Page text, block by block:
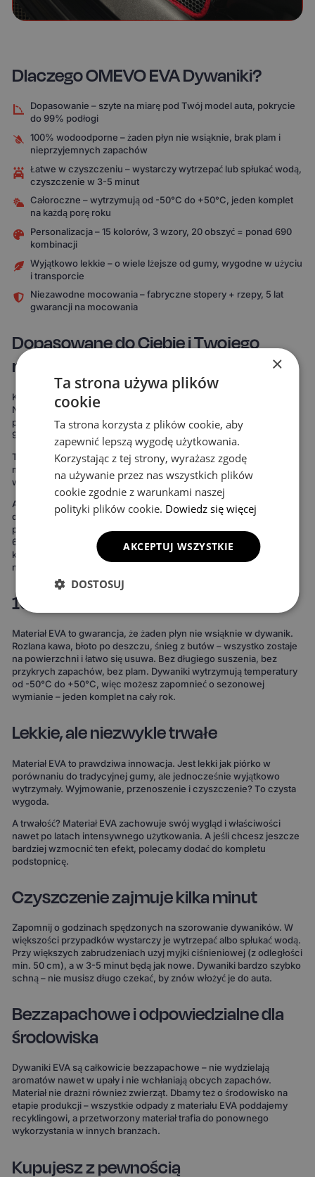
Dlaczego OMEVO EVA Dywaniki?
Dopasowanie – szyte na miarę pod Twój model auta, pokrycie
do 99% podłogi
100% wodoodporne – żaden płyn nie wsiąknie, brak plam i
nieprzyjemnych zapachów
Łatwe w czyszczeniu – wystarczy wytrzepać lub spłukać wodą,
czyszczenie w 3-5 minut
Całoroczne – wytrzymują od -50°C do +50°C, jeden komplet
na każdą porę roku
Personalizacja – 15 kolorów, 3 wzory, 20 obszyć = ponad 690
kombinacji
Wyjątkowo lekkie – o wiele lżejsze od gumy, wygodne w użyciu
i transporcie
Niezawodne mocowania – fabryczne stopery + rzepy, 5 lat
gwarancji na mocowania
Dopasowane do Ciebie i Twojego
modelu auta
Każdy komplet powstaje specjalnie pod Twój model samochodu.
Nie korzystamy z uniwersalnych szablonów, które „mniej więcej
pasują". Nasze dywaniki są mierzone od zera, by pokryć nawet do
99% podłogi twojego auta.
To oznacza maksymalną ochronę podłogi – zdecydowanie więcej
niż w przypadku uniwersalnych mat. Rezultat widać od razu:
wnętrze wygląda bardziej spójnie, elegancko i zadbanie.
Ale to nie wszystko. Możesz też stworzyć dywaniki idealnie
dopasowane do Twojego stylu. Do wyboru masz 15 kolorów
powierzchni, 3 wzory komórek i 20 wariantów obszycia – to ponad
690 kombinacji! Możesz wybrać dywaniki, które idealnie
komponują się z wnętrzem Twojego auta lub nadają mu zupełnie
nowy charakter.
100% wodoodporne i całoroczne
Materiał EVA to gwarancja, że żaden płyn nie wsiąknie w dywanik.
Rozlana kawa, błoto po deszczu, śnieg z butów – wszystko zostaje
na powierzchni i łatwo się usuwa. Bez długiego suszenia, bez
przykrych zapachów, bez plam. Dywaniki wytrzymują temperatury
od -50°C do +50°C, więc możesz zapomnieć o sezonowej
wymianie – jeden komplet na cały rok.
Lekkie, ale niezwykle trwałe
Materiał EVA to prawdziwa innowacja. Jest lekki jak piórko w
porównaniu do tradycyjnej gumy, ale jednocześnie wyjątkowo
wytrzymały. Wyjmowanie, przenoszenie i czyszczenie? To czysta
wygoda.
A trwałość? Materiał EVA zachowuje swój wygląd i właściwości
nawet po latach intensywnego użytkowania. A jeśli chcesz jeszcze
bardziej wzmocnić ten efekt, polecamy dodać do kompletu
podstopnicę.
Czyszczenie zajmuje kilka minut
Zapomnij o godzinach spędzonych na szorowanie dywaników. W
większości przypadków wystarczy je wytrzepać albo spłukać wodą.
Przy większych zabrudzeniach użyj myjki ciśnieniowej (z odległości
min. 50 cm), a w 3-5 minut będą jak nowe. Dywaniki bardzo szybko
schną – nie musisz długo czekać, by znów włożyć je do auta.
Bezzapachowe i odpowiedzialne dla
środowiska
Dywaniki EVA są całkowicie bezzapachowe – nie wydzielają
aromatów nawet w upały i nie wchłaniają obcych zapachów.
Materiał nie drażni również zwierząt. Dbamy też o środowisko na
etapie produkcji – wszystkie odpady z materiału EVA poddajemy
recyklingowi, a przetworzony materiał trafia do ponownego
wykorzystania w innych branżach.
Kupujesz z pewnością
×
Ta strona używa plików
cookie
Ta strona korzysta z plików cookie, aby
zapewnić lepszą wygodę użytkowania.
Korzystając z tej strony, wyrażasz zgodę
na używanie przez nas wszystkich plików
cookie zgodnie z warunkami naszej
polityki plików cookie. Dowiedz się więcej
AKCEPTUJ WSZYSTKIE
DOSTOSUJ